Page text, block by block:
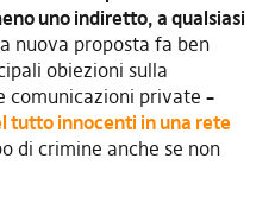
uno indiretto, a qualsiasi
nuova proposta fa ben
obiezioni sulla
comunicazioni private –
tutto innocenti in una rete
di crimine anche se non